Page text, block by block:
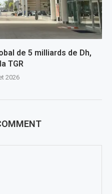
de 5 milliards de Dh,
TGR
2026